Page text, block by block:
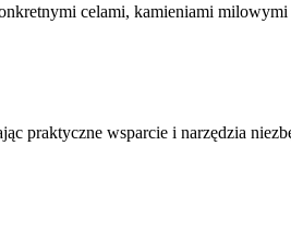
celami, kamieniami
praktyczne wsparcie i narzędzia